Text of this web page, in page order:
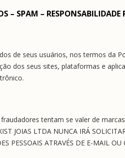
– SPAM – RESPONSABILIDADE
de seus usuários, nos termos da
dos seus sites, plataformas e
tentam se valer de
JOIAS LTDA NUNCA IRÁ
PESSOAIS ATRAVÉS DE E-MAIL